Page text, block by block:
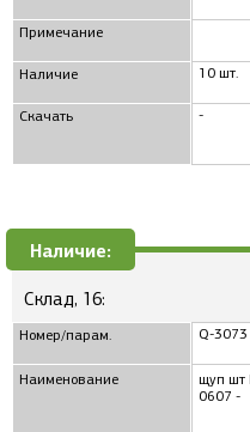
Примечание
Наличие
Скачать
10 шт.
-
Наличие:
Склад, 16:
Номер/парам.
Наименование
Q-3073
щуп шт
0607 -